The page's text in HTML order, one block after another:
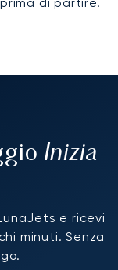
Inizia
e ricevi
minuti. Senza